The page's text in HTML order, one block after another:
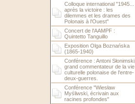
Colloque international "1945...
après la victoire : les
dilemmes et les drames des
Polonais à l'Ouest"
Concert de l'AAMPF :
Quintetto Tanguillo
Exposition Olga Boznańska
(1865-1940)
Conférence : Antoni Słonimski,
grand commentateur de la vie
culturelle polonaise de l'entre-
deux-guerres.
Conférence "Wiesław
Myśliwski, écrivain aux
racines profondes"